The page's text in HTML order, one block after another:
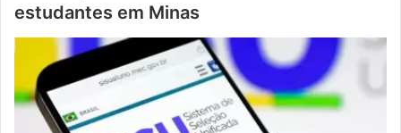
estudantes em Minas